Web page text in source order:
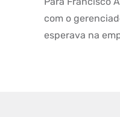
com o
esperava na